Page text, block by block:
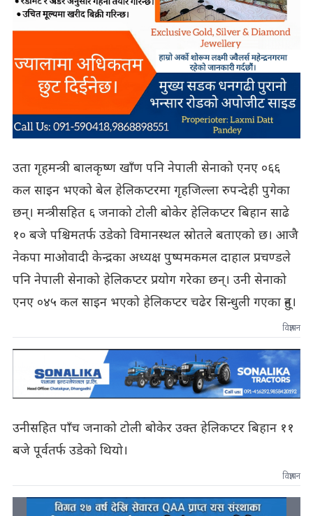
उता गृहमन्त्री बालकृष्ण खाँण पनि नेपाली सेनाको एनए ०६६
कल साइन भएको बेल हेलिकप्टरमा गृहजिल्ला रुपन्देही पुगेका
छन्। मन्त्रीसहित ६ जनाको टोली बोकेर हेलिकप्टर बिहान साढे
१० बजे पश्चिमतर्फ उडेको विमानस्थल स्रोतले बताएको छ। आजै
नेकपा माओवादी केन्द्रका अध्यक्ष पुष्पमकमल दाहाल प्रचण्डले
पनि नेपाली सेनाको हेलिकप्टर प्रयोग गरेका छन्। उनी सेनाको
एनए ०४५ कल साइन भएको हेलिकप्टर चढेर सिन्धुली गएका हुन्।
विज्ञापन
उनीसहित पाँच जनाको टोली बोकेर उक्त हेलिकप्टर बिहान ११
बजे पूर्वतर्फ उडेको थियो।
विज्ञापन